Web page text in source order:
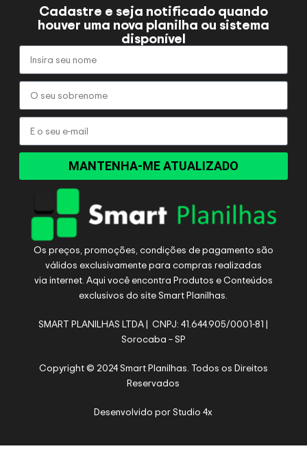
Cadastre e seja notificado quando
houver uma nova planilha ou sistema
disponível
MANTENHA-ME ATUALIZADO
Os preços, promoções, condições de pagamento são
válidos exclusivamente para compras realizadas
via internet. Aqui você encontra Produtos e Conteúdos
exclusivos do site Smart Planilhas.
SMART PLANILHAS LTDA | CNPJ: 41.644.905/0001-81 |
Sorocaba – SP
Copyright © 2024 Smart Planilhas. Todos os Direitos
Reservados
Desenvolvido porStudio 4x